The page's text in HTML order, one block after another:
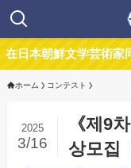
朝鮮文学芸術家同盟
ホーム コンテスト
《제9
상모집
2025
3/16